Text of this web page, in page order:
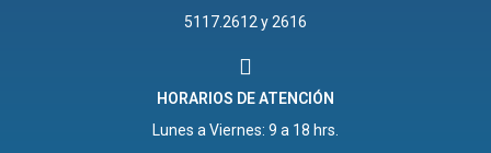
5117.2612 y 2616
HORARIOS DE ATENCIÓN
Lunes a Viernes: 9 a 18 hrs.